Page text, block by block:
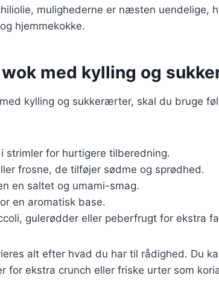
mulighederne er næsten uendelige,
hjemmekokke.
med kylling og
kylling og sukkerærter, skal du bruge
strimler for hurtigere tilberedning.
frosne, de tilføjer sødme og sprødhed.
en saltet og umami-smag.
en aromatisk base.
gulerødder eller peberfrugt for ekstra
alt efter hvad du har til rådighed. Du
for ekstra crunch eller friske urter som